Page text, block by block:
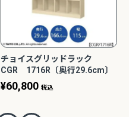
チョイスグリッドラック
CGR 1716R〔奥行29.6cm〕
【多目的ラック/オープンラッ
ク/リビング収納/オフィス/シ
¥60,800 税込